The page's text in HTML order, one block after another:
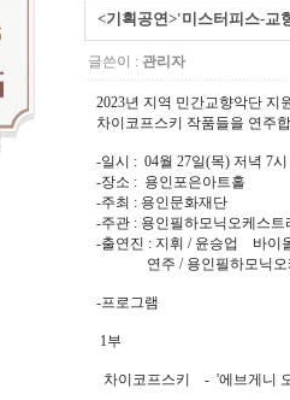
<기획공연>'미스터피스-교
글쓴이 : 관리자
2023년 지역 민간교향악단 지
차이코프스키 작품들을 연주
-일시 : 04월 27일(목) 저녁 7시
-장소 : 용인포은아트홀
-주최 : 용인문화재단
-주관 : 용인필하모닉오케스트
-출연진 : 지휘 / 윤승업 바이
연주 / 용인필하모닉오
-프로그램
1부
차이코프스키 - '에브게니